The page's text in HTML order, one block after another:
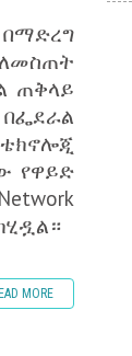
ጠቅላይ
የዋይድ
MORE